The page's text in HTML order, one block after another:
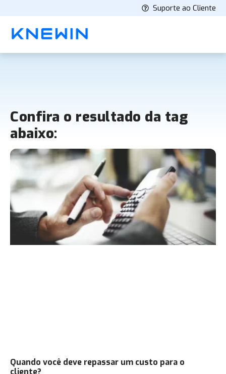
Suporte ao Cliente
Confira o resultado da tag
abaixo:
Quando você deve repassar um custo para o
cliente?